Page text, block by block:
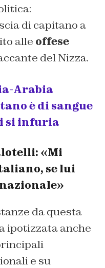
di capitano a
alle offese
del Nizza.
Arabia
è di sangue
si infuria
«Mi
se lui
da questa
ipotizzata anche
e su